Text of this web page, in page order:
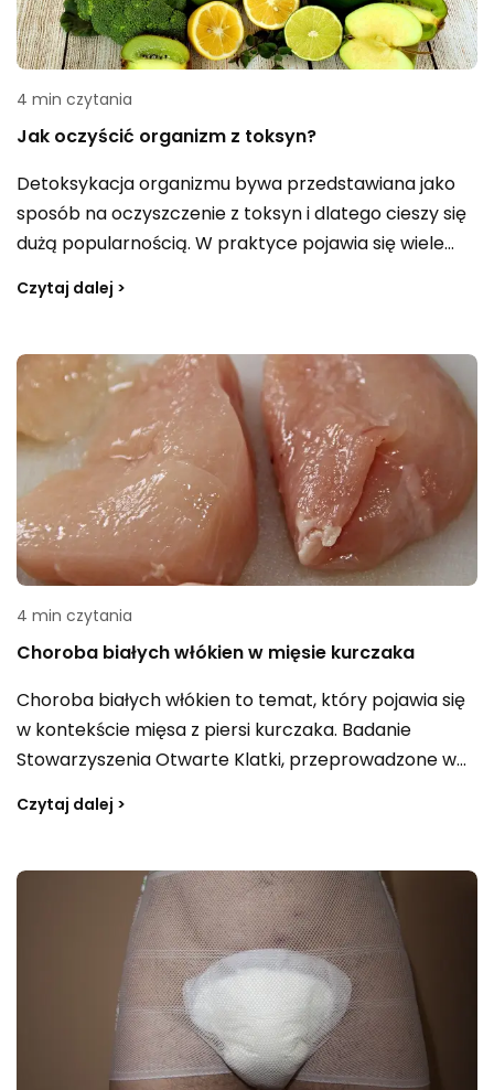
4 min czytania
Jak oczyścić organizm z toksyn?
Detoksykacja organizmu bywa przedstawiana jako
sposób na oczyszczenie z toksyn i dlatego cieszy się
dużą popularnością. W praktyce pojawia się wiele
na czym dokładnie ma polegać detoks i czy oznacza
podejść do oczyszczania organizmu w rozsądny
sposób.
Czytaj dalej >
4 min czytania
Choroba białych włókien w mięsie kurczaka
Choroba białych włókien to temat, który pojawia się
w kontekście mięsa z piersi kurczaka. Badanie
Stowarzyszenia Otwarte Klatki, przeprowadzone w
miastach w Polsce, wykazało jej obecność w niemal
najczęściej kupowanych produktów. Analizowano
zarówno filety, jak i całe sztuki drobiu. Czym jest ta
choroba, czy może stanowić zagrożenie dla zdrowia i
czy dotyczy wyłącznie wybranych partii oraz
opakowań mięsa?
Czytaj dalej >